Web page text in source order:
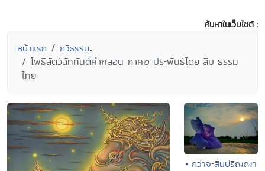
ค้นหาในเว็บไซต์ :
หน้าแรก กวีธรรมะ
โพธิสัตว์ฉัททันต์คำกลอน ภาค๒ ประพันธ์โดย สืบ ธรรม
ไทย
• กว่าจะสิ้นปริญญา